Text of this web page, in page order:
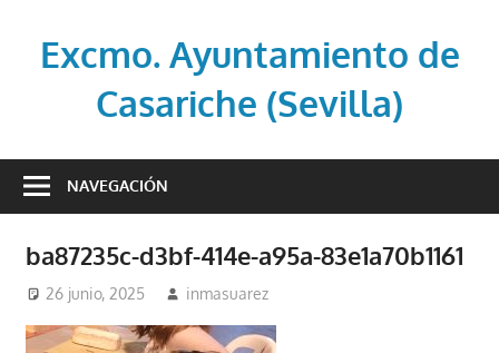
contenidoExcmo. Ayuntamiento de
Casariche (Sevilla)
oficial
de
Casariche
(Sevilla)
NAVEGACIÓN
ba87235c-d3bf-414e-a95a-83e1a70b1161
26 junio, 2025 inmasuarez